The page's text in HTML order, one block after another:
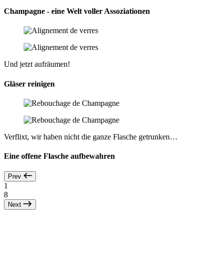
Champagne - eine Welt voller Assoziationen
Und jetzt aufräumen!
Gläser reinigen
Verflixt, wir haben nicht die ganze Flasche getrunken…
Eine offene Flasche aufbewahren
Prev
1
8
Next